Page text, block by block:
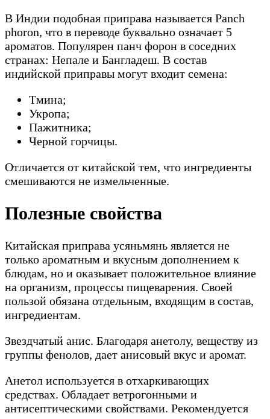
В Индии подобная приправа называется Panch
phoron, что в переводе буквально означает 5
ароматов. Популярен панч форон в соседних
странах: Непале и Бангладеш. В состав
индийской приправы могут входит семена:
Тмина;
Укропа;
Пажитника;
Черной горчицы.
Отличается от китайской тем, что ингредиенты
смешиваются не измельченные.
Полезные свойства
Китайская приправа усяньмянь является не
только ароматным и вкусным дополнением к
блюдам, но и оказывает положительное влияние
на организм, процессы пищеварения. Своей
пользой обязана отдельным, входящим в состав,
ингредиентам.
Звездчатый анис. Благодаря анетолу, веществу из
группы фенолов, дает анисовый вкус и аромат.
Анетол используется в отхаркивающих
средствах. Обладает ветрогонными и
антисептическими свойствами. Рекомендуется